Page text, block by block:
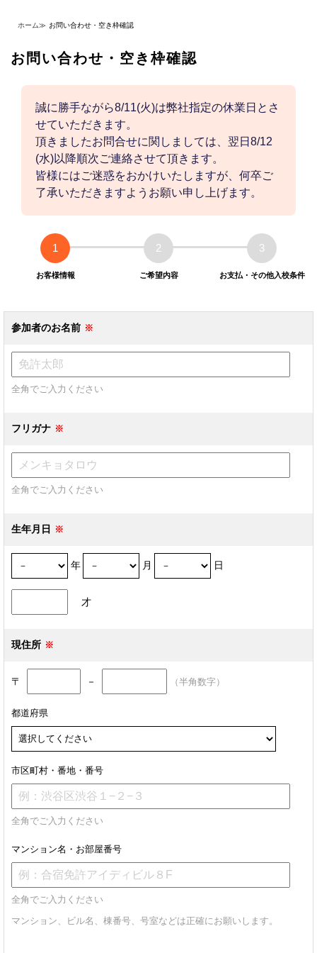
ホーム≫ お問い合わせ・空き枠確認
お問い合わせ・空き枠確認
誠に勝手ながら8/11(火)は弊社指定の休業日とさ
せていただきます。
頂きましたお問合せに関しましては、翌日8/12
(水)以降順次ご連絡させて頂きます。
皆様にはご迷惑をおかけいたしますが、何卒ご
了承いただきますようお願い申し上げます。
1
お客様情報
2
ご希望内容
3
お支払・その他入校条件
参加者のお名前
全角でご入力ください
フリガナ
全角でご入力ください
生年月日
年 月 日
才
現住所
〒 － （半角数字）
都道府県
市区町村・番地・番号
全角でご入力ください
マンション名・お部屋番号
全角でご入力ください
マンション、ビル名、棟番号、号室などは正確にお願いします。